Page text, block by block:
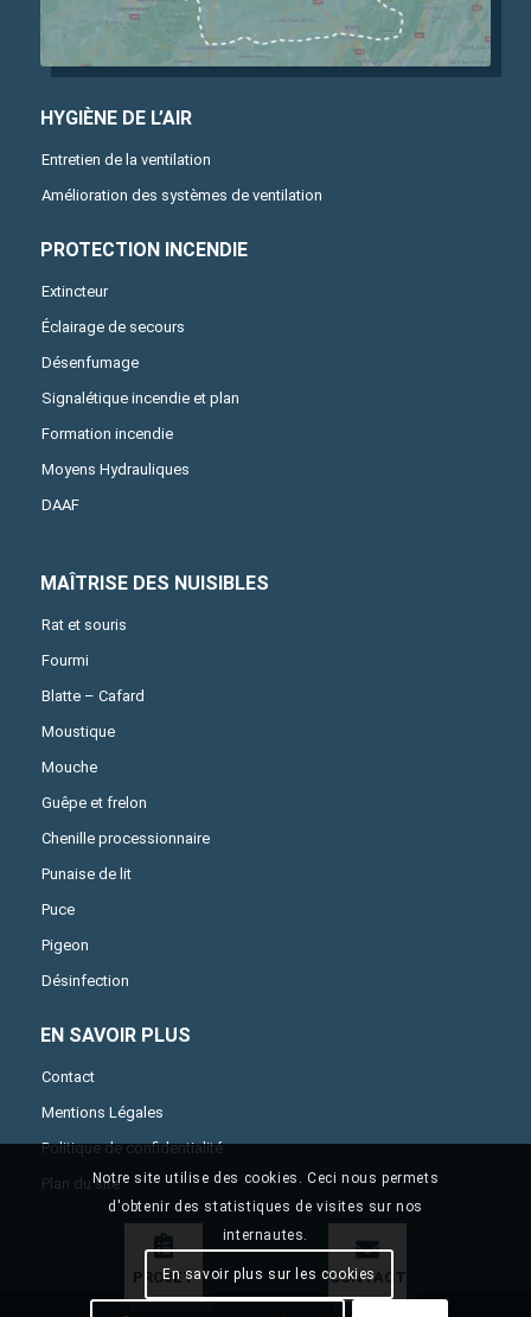
PROJET CONTACT
HYGIÈNE DE L’AIR
Entretien de la ventilation
Amélioration des systèmes de ventilation
PROTECTION INCENDIE
Extincteur
Éclairage de secours
Désenfumage
Signalétique incendie et plan
Formation incendie
Moyens Hydrauliques
DAAF
MAÎTRISE DES NUISIBLES
Rat et souris
Fourmi
Blatte – Cafard
Moustique
Mouche
Guêpe et frelon
Chenille processionnaire
Punaise de lit
Puce
Pigeon
Désinfection
EN SAVOIR PLUS
Contact
Mentions Légales
Politique de confidentialité
Plan du siteNotre site utilise des cookies. Ceci nous permets
d'obtenir des statistiques de visites sur nos
internautes.
En savoir plus sur les cookies